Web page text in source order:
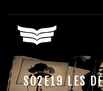
S02E19 LES